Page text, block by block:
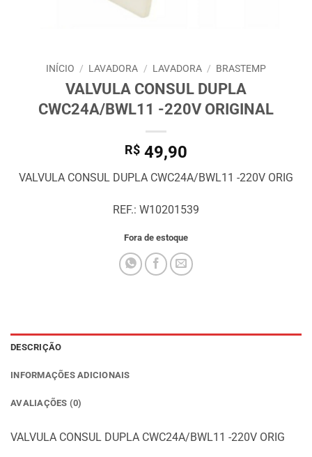
INÍCIO / LAVADORA / LAVADORA / BRASTEMP
VALVULA CONSUL DUPLA
CWC24A/BWL11 -220V ORIGINAL
R$ 49,90
VALVULA CONSUL DUPLA CWC24A/BWL11 -220V ORIG
REF.: W10201539
Fora de estoque
DESCRIÇÃO
INFORMAÇÕES ADICIONAIS
AVALIAÇÕES (0)
VALVULA CONSUL DUPLA CWC24A/BWL11 -220V ORIG